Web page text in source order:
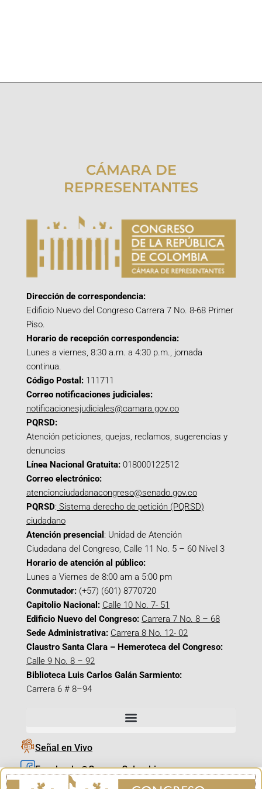
CÁMARA DE
REPRESENTANTES
Dirección de correspondencia:
Edificio Nuevo del Congreso Carrera 7 No. 8-68 Primer
Piso.
Horario de recepción correspondencia:
Lunes a viernes, 8:30 a.m. a 4:30 p.m., jornada
continua.
Código Postal: 111711
Correo notificaciones judiciales:
notificacionesjudiciales@camara.gov.co
PQRSD:
Atención peticiones, quejas, reclamos, sugerencias y
denuncias
Línea Nacional Gratuita: 018000122512
Correo electrónico:
atencionciudadanacongreso@senado.gov.co
PQRSD: Sistema derecho de petición (PQRSD)
ciudadano
Atención presencial : Unidad de Atención
Ciudadana del Congreso, Calle 11 No. 5 – 60 Nivel 3
Horario de atención al público:
Lunes a Viernes de 8:00 am a 5:00 pm
Conmutador: (+57) (601) 8770720
Capitolio Nacional: Calle 10 No. 7- 51
Edificio Nuevo del Congreso: Carrera 7 No. 8 – 68
Sede Administrativa: Carrera 8 No. 12- 02
Claustro Santa Clara – Hemeroteca del Congreso:
Calle 9 No. 8 – 92
Biblioteca Luis Carlos Galán Sarmiento:
Carrera 6 # 8–94
Señal en Vivo
Facebook_@CamaraColombia